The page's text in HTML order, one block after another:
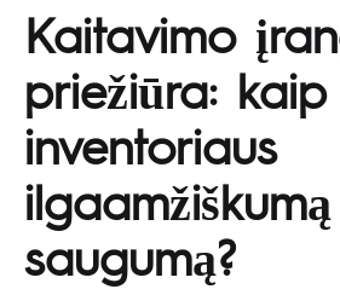
Kaitavimo
priežiūra:
inventoriaus
saugumą?